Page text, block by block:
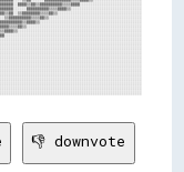
👎 downvote